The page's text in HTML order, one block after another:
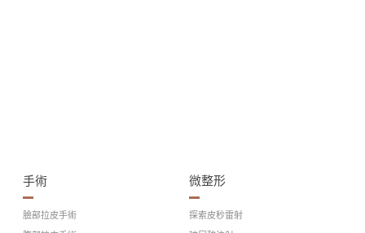
手術
臉部拉皮手術
微整形
探索皮秒雷射